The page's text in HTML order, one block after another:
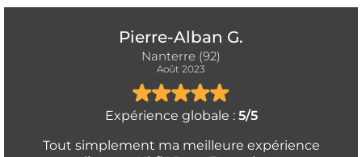
Pierre-Alban G.
Nanterre (92)
Août 2023
Expérience globale : 5/5
Tout simplement ma meilleure expérience